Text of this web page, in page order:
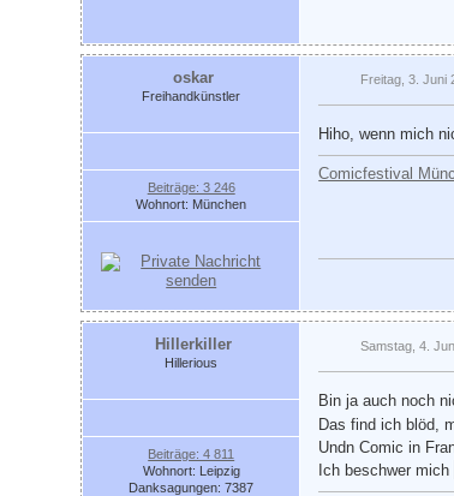
oskar
Freihandkünstler
Beiträge: 3 246
Wohnort: München
Freitag, 3. Juni
Hiho, wenn mich
Comicfestival
Hillerkiller
Hillerious
Beiträge: 4 811
Wohnort: Leipzig
Danksagungen: 7387
Samstag, 4.
Bin ja auch noch
Das find ich blöd,
Undn Comic in
Ich beschwer mich